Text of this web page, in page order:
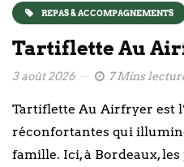
REPAS & ACCOMPAGNEMENTS
Tartiflette Au
3 août 2026 7 Mins
Tartiflette Au Airfryer est
réconfortantes qui
famille. Ici, à Bordeaux,